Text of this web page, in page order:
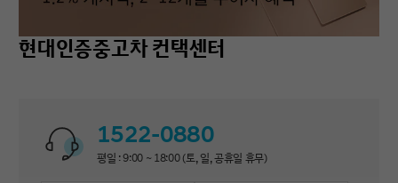
현대인증중고차 컨택센터
1522-0880
평일 : 9:00 ~ 18:00 (토, 일, 공휴일 휴무)